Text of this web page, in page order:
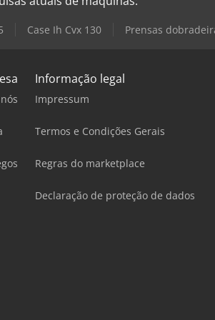
Case Ih Cvx 130 Prensas
Informação legal
Impressum
Termos e Condições Gerais
Regras do marketplace
Declaração de proteção de dados